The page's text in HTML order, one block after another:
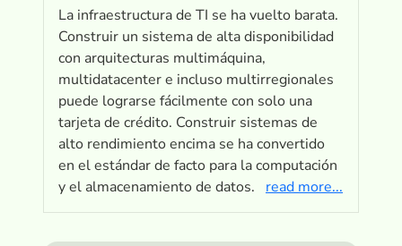
La infraestructura de TI se ha vuelto barata.
Construir un sistema de alta disponibilidad
con arquitecturas multimáquina,
multidatacenter e incluso multirregionales
puede lograrse fácilmente con solo una
tarjeta de crédito. Construir sistemas de
alto rendimiento encima se ha convertido
en el estándar de facto para la computación
y el almacenamiento de datos.
read more...